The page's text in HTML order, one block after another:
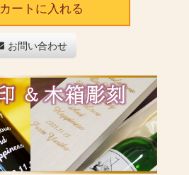
カートに入れる
お問い合わせ